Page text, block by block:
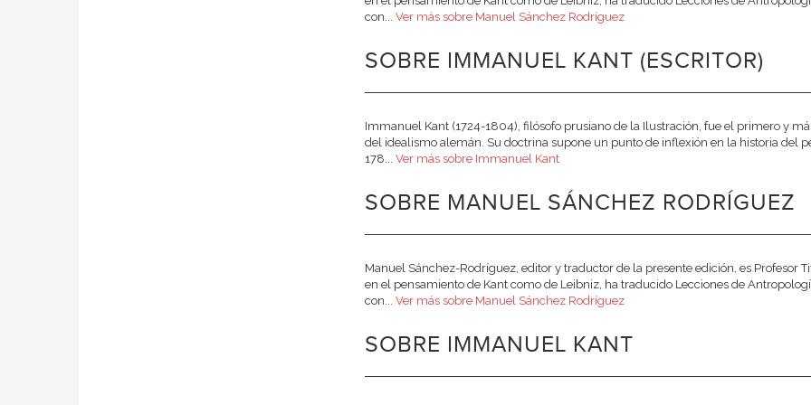
con... Ver más sobre Manuel Sánchez Rodríguez
SOBRE IMMANUEL KANT (ESCRITOR)
Immanuel Kant (1724-1804), filósofo prusiano de la Ilustración, fue el primero y
del idealismo alemán. Su doctrina supone un punto de inflexión en la historia del
178... Ver más sobre Immanuel Kant
SOBRE MANUEL SÁNCHEZ RODRÍGUEZ
Manuel Sánchez-Rodríguez, editor y traductor de la presente edición, es Profesor
en el pensamiento de Kant como de Leibniz, ha traducido Lecciones de
con... Ver más sobre Manuel Sánchez Rodríguez
SOBRE IMMANUEL KANT